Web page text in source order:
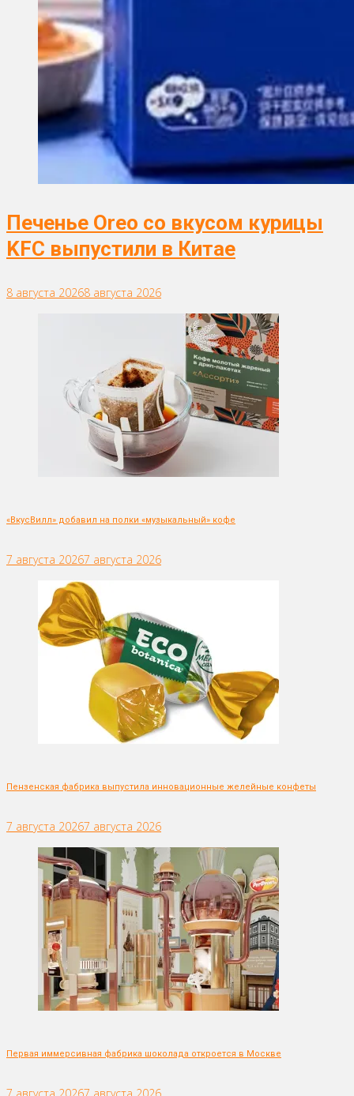
Печенье Oreo со вкусом курицы
KFC выпустили в Китае
8 августа 20268 августа 2026
«ВкусВилл» добавил на полки «музыкальный» кофе
7 августа 20267 августа 2026
Пензенская фабрика выпустила инновационные желейные конфеты
7 августа 20267 августа 2026
Первая иммерсивная фабрика шоколада откроется в Москве